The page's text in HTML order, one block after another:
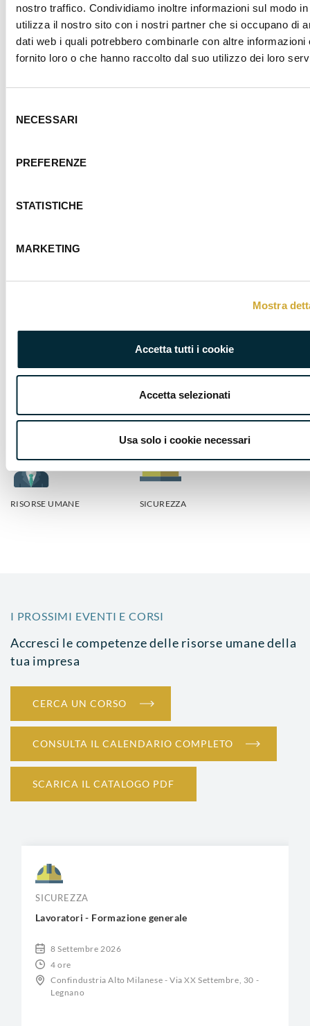
nostro traffico. Condividiamo inoltre informazioni sul modo
utilizza il nostro sito con i nostri partner che si occupano di
dati web i quali potrebbero combinarle con altre informazioni
fornito loro o che hanno raccolto dal suo utilizzo dei loro
delNECESSARI
PREFERENZE
STATISTICHE
MARKETING
Mostra
Accetta tutti i cookie
Accetta selezionati
Usa solo i cookie necessari
ENERGIA E
ORGANIZZAZIONE
AZIENDALE
RISORSE UMANE SICUREZZA
I PROSSIMI EVENTI E CORSI
Accresci le competenze delle risorse umane della
tua impresa
CERCA UN CORSO
CONSULTA IL CALENDARIO COMPLETO
SCARICA IL CATALOGO PDF
SICUREZZA
Lavoratori - Formazione generale
8 Settembre 2026
4 ore
Confindustria Alto Milanese - Via XX Settembre, 30 -
Legnano